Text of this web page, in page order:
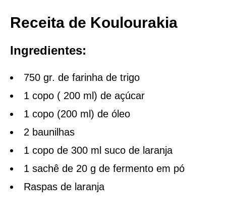
Receita de Koulourakia
Ingredientes:
750 gr. de farinha de trigo
1 copo ( 200 ml) de açúcar
1 copo (200 ml) de óleo
2 baunilhas
1 copo de 300 ml suco de laranja
1 sachê de 20 g de fermento em pó
Raspas de laranja